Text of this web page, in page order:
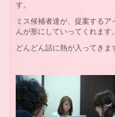
す。
ミス候補者達が、提案する
んが形にしていってくれます
どんどん話に熱が入ってきま